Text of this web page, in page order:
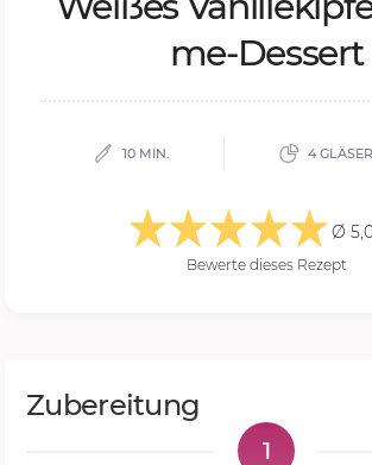
me-Des­sert
10 MIN. 4
Ø
Bewerte dieses Rezept
Zubereitung
1